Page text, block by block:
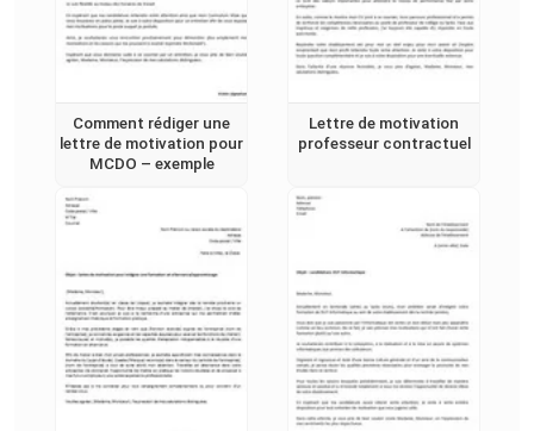
Comment rédiger une
lettre de motivation pour
MCDO – exemple
Lettre de motivation
professeur contractuel